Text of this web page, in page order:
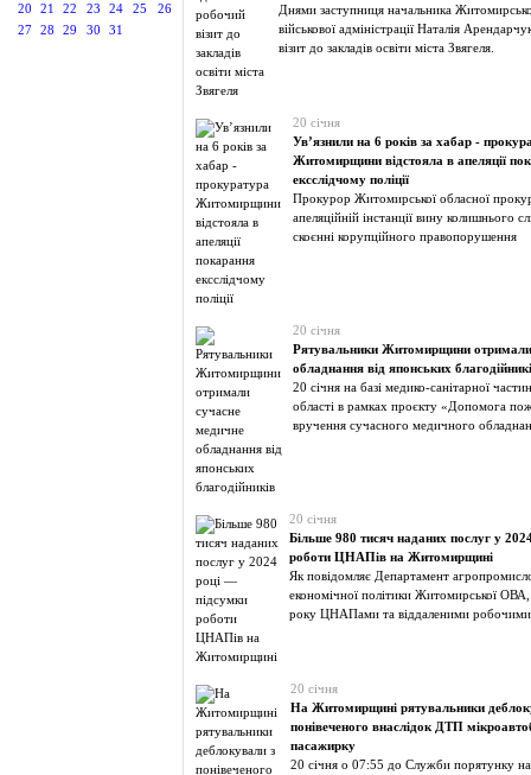
20
21 22 23 24 25
26
27
28 29 30 31
Днями заступниця начальника
військової адміністрації Наталія
візит до закладів освіти міста Звягеля.
20 січня
Ув’язнили на 6 років за хабар -
Житомирщини відстояла в апеляції
ексслідчому поліції
Прокурор Житомирської обласної
апеляційній інстанції вину колишнього
скоєнні корупційного правопорушення
20 січня
Рятувальники Житомирщини отримали
обладнання від японських
20 січня на базі медико-санітарної
області в рамках проєкту «Допомога
вручення сучасного медичного
20 січня
Більше 980 тисяч наданих послуг у
роботи ЦНАПів на Житомирщині
Як повідомляє Департамент
економічної політики Житомирської
року ЦНАПами та віддаленими робочими
20 січня
На Житомирщині рятувальники
понівеченого внаслідок ДТП
пасажирку
20 січня о 07:55 до Служби порятунку